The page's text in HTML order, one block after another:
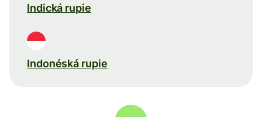
Indická rupie
Indonéská rupie